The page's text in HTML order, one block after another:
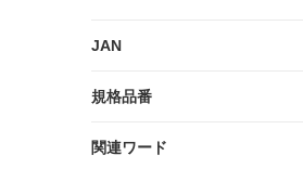
JAN
規格品番
関連ワード